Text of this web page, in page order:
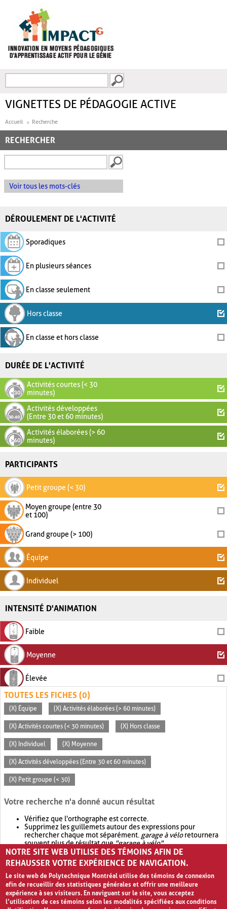
FORMULAIRE DE
VIGNETTES DE PÉDAGOGIE ACTIVE
Accueil Recherche
RECHERCHER
Voir tous les mots-clés
DÉROULEMENT DE L'ACTIVITÉ
Sporadiques
En plusieurs séances
En classe seulement
Hors classe
En classe et hors classe
DURÉE DE L'ACTIVITÉ
Activités courtes (< 30
minutes)
Activités développées
(Entre 30 et 60 minutes)
Activités élaborées (> 60
minutes)
PARTICIPANTS
Petit groupe (< 30)
Moyen groupe (entre 30
et 100)
Grand groupe (> 100)
Équipe
Individuel
INTENSITÉ D'ANIMATION
Faible
Moyenne
Élevée
TOUTES LES FICHES (0)
(X) Équipe (X) Activités élaborées (> 60 minutes)
(X) Activités courtes (< 30 minutes) (X) Hors classe
(X) Individuel (X) Moyenne
(X) Activités développées (Entre 30 et 60 minutes)
(X) Petit groupe (< 30)
Votre recherche n'a donné aucun résultat
Vérifiez que l'orthographe est correcte.
Supprimez les guillemets autour des expressions pour
rechercher chaque mot séparément. garage à véloretournera
souvent plus de résultat que"garage à vélo".
Envisagez d'élargir votre recherche avec OR.garage OR vélo
retournera souvent plus de résultat quegarage à vélo
NOTRE SITE WEB UTILISE DES TÉMOINS AFIN DE
REHAUSSER VOTRE EXPÉRIENCE DE NAVIGATION.
Le site web de Polytechnique Montréal utilise des témoins de connexion
afin de recueillir des statistiques générales et offrir une meilleure
expérience à ses visiteurs. En naviguant sur le site, vous acceptez
l’utilisation de ces témoins selon les modalités spécifiées aux conditions